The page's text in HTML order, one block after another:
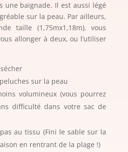
une baignade. Il est aussi légé
sur la peau. Par ailleurs,
taille (1,75mx1,18m), vous
allonger à deux, ou l’utiliser
sur la peau
volumineux (vous pourrez
difficulté dans votre sac de
au tissu (Fini le sable sur la
en rentrant de la plage !)